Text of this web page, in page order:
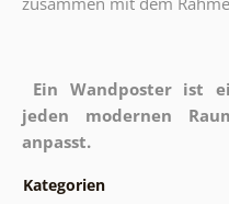
Ein Wandposter ist
jeden modernen
anpasst.
Kategorien